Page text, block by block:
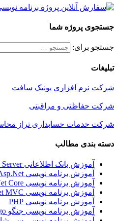
جستجوی پروژه شما
جستجو برای:
تبلیغات
شرکت نرم افزاری یونیک سافت
شرکت حفاظتی و مراقبتی
شرکت خدمات حسابداری تراز
دسته بندی مطالب
آموزش بانک اطلاعاتی Sql Server
آموزش برنامه نویسی Asp.Net
آموزش برنامه نویسی Asp.Net Core
آموزش برنامه نویسی Asp.Net MVC
آموزش برنامه نویسی PHP
آموزش برنامه نویسی جنگو Django